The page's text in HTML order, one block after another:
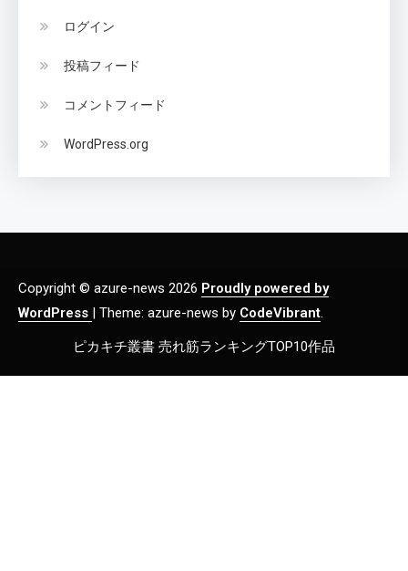
ログイン
投稿フィード
コメントフィード
WordPress.org
Copyright © azure-news 2026 Proudly powered by
WordPress | Theme: azure-news by CodeVibrant.
ピカキチ叢書 売れ筋ランキングTOP10作品